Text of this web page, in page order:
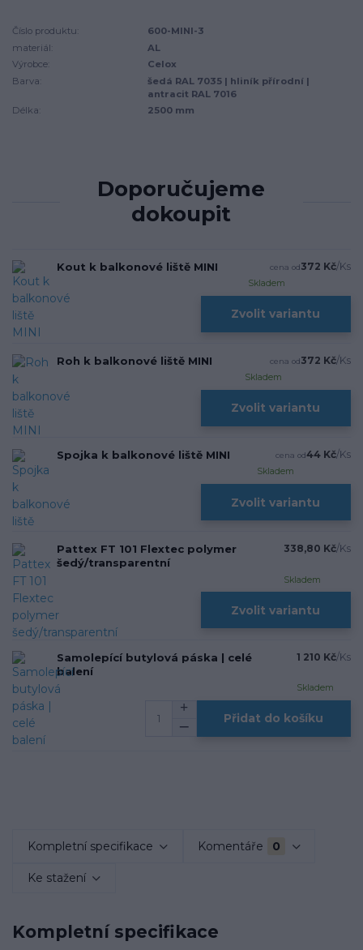
Číslo produktu:
600-MINI-3
materiál:
AL
Výrobce:
Celox
Barva:
šedá RAL 7035 | hliník přírodní |
antracit RAL 7016
Délka:
2500 mm
Doporučujeme
dokoupit
Kout k balkonové liště MINI cena od372 Kč/Ks
Skladem
Zvolit variantu
Roh k balkonové liště MINI cena od372 Kč/Ks
Skladem
Zvolit variantu
Spojka k balkonové liště MINI cena od44 Kč/Ks
Skladem
Zvolit variantu
Pattex FT 101 Flextec polymer
šedý/transparentní
338,80 Kč/Ks
Skladem
Zvolit variantu
Samolepící butylová páska | celé
balení
1 210 Kč/Ks
Skladem
Přidat do košíku
Kompletní specifikace Komentáře 0
Ke stažení
Kompletní specifikace